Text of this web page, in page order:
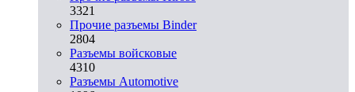
3321
Прочие разъемы Binder
2804
Разъемы войсковые
4310
Разъeмы Automotive